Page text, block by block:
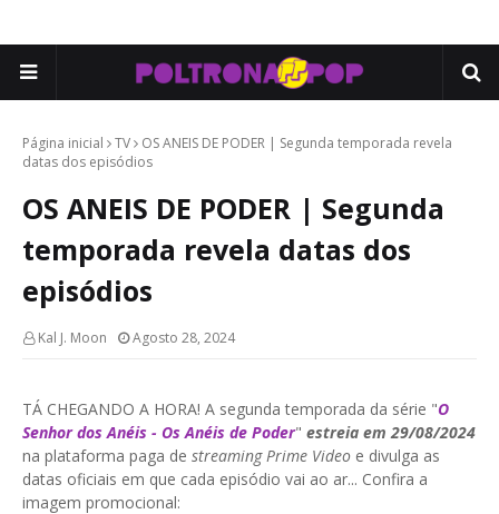
Página inicial TV
OS ANEIS DE PODER | Segunda temporada revela
datas dos episódios
OS ANEIS DE PODER | Segunda
temporada revela datas dos
episódios
Kal J. Moon Agosto 28, 2024
TÁ CHEGANDO A HORA! A segunda temporada da série "O
Senhor dos Anéis - Os Anéis de Poder" estreia em 29/08/2024
na plataforma paga de streaming Prime Video e divulga as
datas oficiais em que cada episódio vai ao ar... Confira a
imagem promocional: